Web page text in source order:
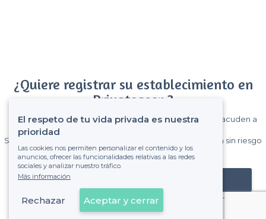
¿Quiere registrar su establecimiento en
Privateaser ?
Gane muchos clientes entre el millón de visitantes que acuden a
Sin comisiones y sin compromiso, pagas una cantidad fija sin riesgo
de ver la factura.
Registrar mi establecimiento
Ya es cliente
El respeto de tu vida privada es nuestra
prioridad
Las cookies nos permiten personalizar el contenido y los
anuncios, ofrecer las funcionalidades relativas a las redes
sociales y analizar nuestro tráfico.
Más información
Rechazar Aceptar y cerrar